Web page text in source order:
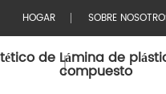
HOGAR SOBRE
de Lámina de
compuesto